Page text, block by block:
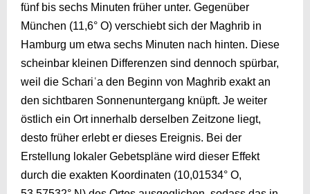
fünf bis sechs Minuten früher unter. Gegenüber
München (11,6° O) verschiebt sich der Maghrib in
Hamburg um etwa sechs Minuten nach hinten. Diese
scheinbar kleinen Differenzen sind dennoch spürbar,
weil die Schariʿa den Beginn von Maghrib exakt an
den sichtbaren Sonnenuntergang knüpft. Je weiter
östlich ein Ort innerhalb derselben Zeitzone liegt,
desto früher erlebt er dieses Ereignis. Bei der
Erstellung lokaler Gebetspläne wird dieser Effekt
durch die exakten Koordinaten (10,01534° O,